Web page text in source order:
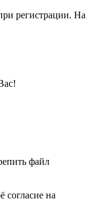
регистрации. На
файл
согласие на